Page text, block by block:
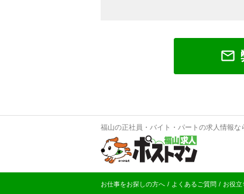

福山の正社員・バイト・パートの求人情報な
お仕事をお探しの方へ よくあるご質問 お役立